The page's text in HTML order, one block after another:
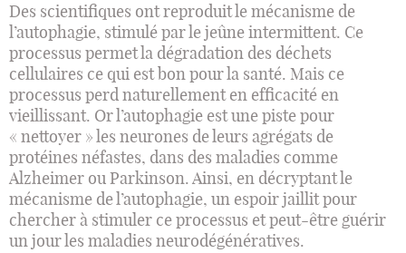
Des scientifiques ont reproduit le mécanisme de
l’autophagie, stimulé par le jeûne intermittent. Ce
processus permet la dégradation des déchets
cellulaires ce qui est bon pour la santé. Mais ce
processus perd naturellement en efficacité en
vieillissant. Or l’autophagie est une piste pour
« nettoyer » les neurones de leurs agrégats de
protéines néfastes, dans des maladies comme
Alzheimer ou Parkinson. Ainsi, en décryptant le
mécanisme de l’autophagie, un espoir jaillit pour
chercher à stimuler ce processus et peut-être guérir
un jour les maladies neurodégénératives.